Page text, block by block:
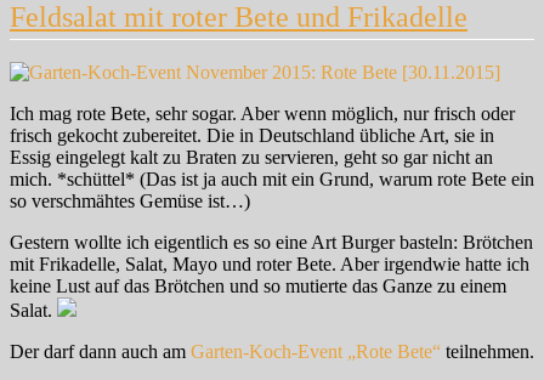
Feldsalat mit roter Bete und Frikadelle
Ich mag rote Bete, sehr sogar. Aber wenn möglich, nur frisch oder
frisch gekocht zubereitet. Die in Deutschland übliche Art, sie in
Essig eingelegt kalt zu Braten zu servieren, geht so gar nicht an
mich. *schüttel* (Das ist ja auch mit ein Grund, warum rote Bete ein
so verschmähtes Gemüse ist…)
Gestern wollte ich eigentlich es so eine Art Burger basteln: Brötchen
mit Frikadelle, Salat, Mayo und roter Bete. Aber irgendwie hatte ich
keine Lust auf das Brötchen und so mutierte das Ganze zu einem
Salat.
Der darf dann auch am Garten-Koch-Event „Rote Bete“ teilnehmen.